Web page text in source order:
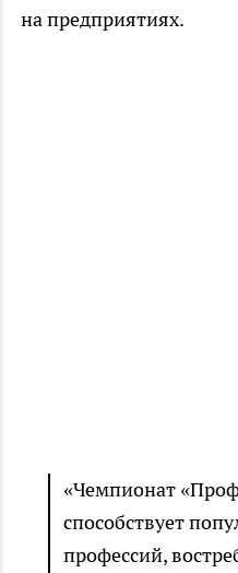
на предприятиях.
«Чемпионат
способствует
профессий,